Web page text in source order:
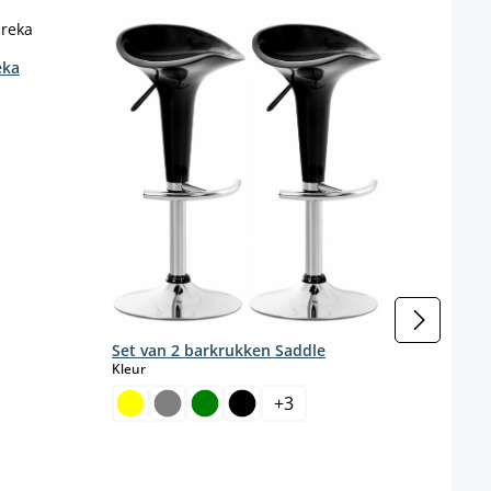
niet beschikbaar.)
Set van 2 barkrukken Saddle
Kleurselect
+3